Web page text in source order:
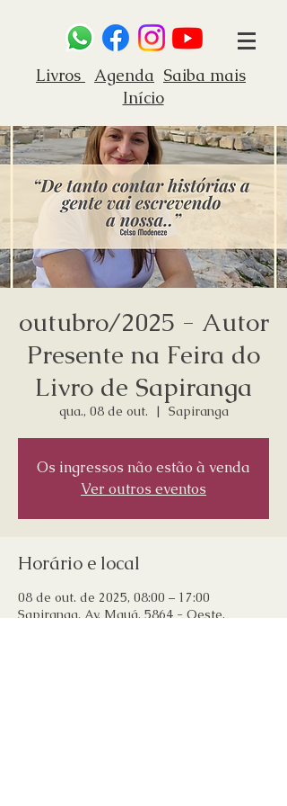
Livros Agenda Saiba mais
Início
outubro/2025 - Autor
Presente na Feira do
Livro de Sapiranga
qua., 08 de out.
  |
Sapiranga
Os ingressos não estão à venda
Ver outros eventos
Horário e local
08 de out. de 2025, 08:00 – 17:00
Sapiranga, Av. Mauá, 5864 - Oeste,